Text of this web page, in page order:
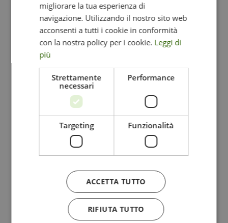
GERMAN
migliorare la tua esperienza di
navigazione. Utilizzando il nostro sito web
acconsenti a tutti i cookie in conformità
con la nostra policy per i cookie. Leggi di
più
Strettamente
necessari
Performance
Targeting Funzionalità
ACCETTA TUTTO
RIFIUTA TUTTO